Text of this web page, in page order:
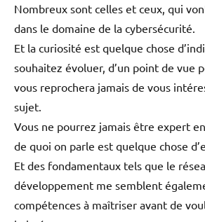
Nombreux sont celles et ceux, qui
dans le domaine de la cybersécurité.
Et la curiosité est quelque chose
souhaitez évoluer, d’un point de vue
vous reprochera jamais de vous
sujet.
Vous ne pourrez jamais être expert
de quoi on parle est quelque chose
Et des fondamentaux tels que le
développement me semblent
compétences à maîtriser avant de